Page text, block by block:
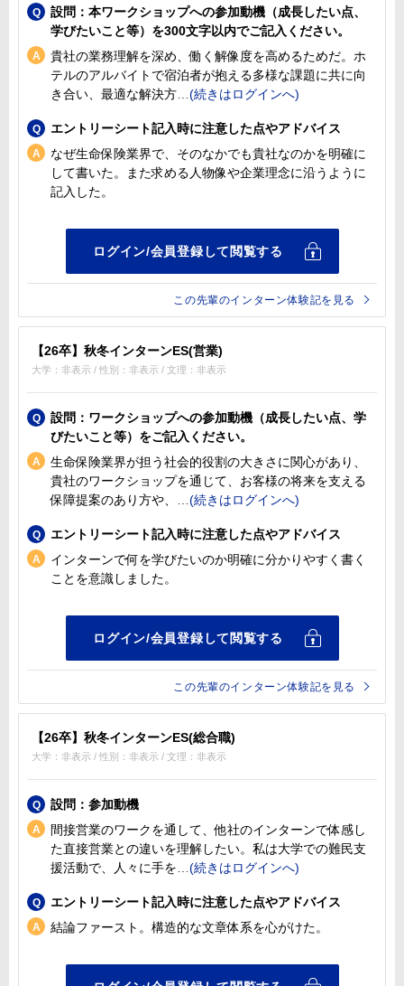
設問：本ワークショップへの参加動機（成長したい点、
学びたいこと等）を300文字以内でご記入ください。
貴社の業務理解を深め、働く解像度を高めるためだ。ホ
テルのアルバイトで宿泊者が抱える多様な課題に共に向
き合い、最適な解決方
エントリーシート記入時に注意した点やアドバイス
なぜ生命保険業界で、そのなかでも貴社なのかを明確に
して書いた。また求める人物像や企業理念に沿うように
記入した。
この先輩のインターン体験記を見る
【26卒】秋冬インターンES(営業)
大学：非表示 / 性別：非表示 / 文理：非表示
設問：ワークショップへの参加動機（成長したい点、学
びたいこと等）をご記入ください。
生命保険業界が担う社会的役割の大きさに関心があり、
貴社のワークショップを通じて、お客様の将来を支える
保障提案のあり方や、
エントリーシート記入時に注意した点やアドバイス
インターンで何を学びたいのか明確に分かりやすく書く
ことを意識しました。
この先輩のインターン体験記を見る
【26卒】秋冬インターンES(総合職)
大学：非表示 / 性別：非表示 / 文理：非表示
設問：参加動機
間接営業のワークを通して、他社のインターンで体感し
た直接営業との違いを理解したい。私は大学での難民支
援活動で、人々に手を
エントリーシート記入時に注意した点やアドバイス
結論ファースト。構造的な文章体系を心がけた。